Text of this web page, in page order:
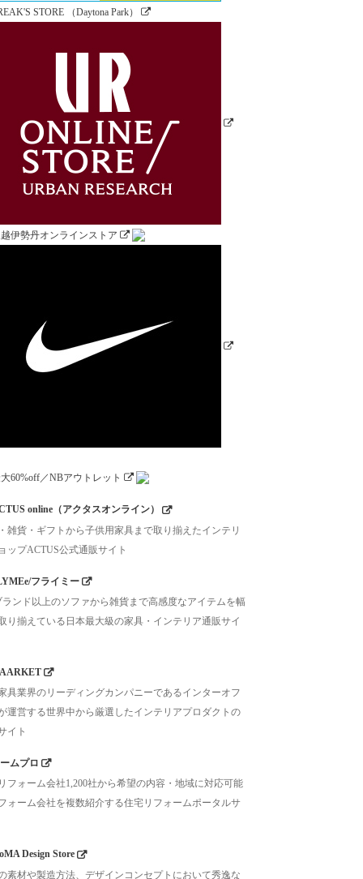
online（アクタスオンライン）
雑貨・ギフトから子供用家具まで取り揃えたインテリ
ップACTUS公式通販サイト
フライミー
ランド以上のソファから雑貨まで高感度なアイテムを幅
り揃えている日本最大級の家具・インテリア通販サイ
具業界のリーディングカンパニーであるインターオフ
運営する世界中から厳選したインテリアプロダクトの
イト
ムプロ
フォーム会社1,200社から希望の内容・地域に対応可能
ォーム会社を複数紹介する住宅リフォームポータルサ
Design Store
素材や製造方法、デザインコンセプトにおいて秀逸な